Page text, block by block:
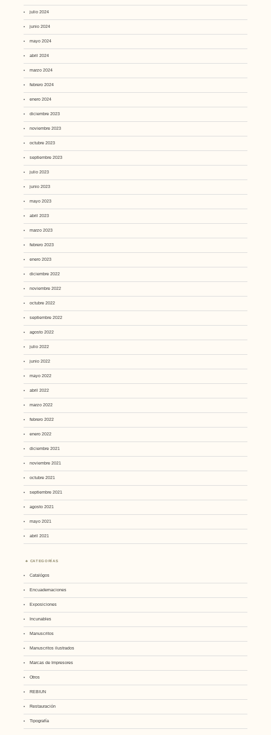
julio 2024
junio 2024
mayo 2024
abril 2024
marzo 2024
febrero 2024
enero 2024
diciembre 2023
noviembre 2023
octubre 2023
septiembre 2023
julio 2023
junio 2023
mayo 2023
abril 2023
marzo 2023
febrero 2023
enero 2023
diciembre 2022
noviembre 2022
octubre 2022
septiembre 2022
agosto 2022
julio 2022
junio 2022
mayo 2022
abril 2022
marzo 2022
febrero 2022
enero 2022
diciembre 2021
noviembre 2021
octubre 2021
septiembre 2021
agosto 2021
mayo 2021
abril 2021
CATEGORÍAS
Catalógos
Encuadernaciones
Exposiciones
Incunables
Manuscritos
Manuscritos ilustrados
Marcas de Impresores
Otros
REBIUN
Restauración
Tipografía